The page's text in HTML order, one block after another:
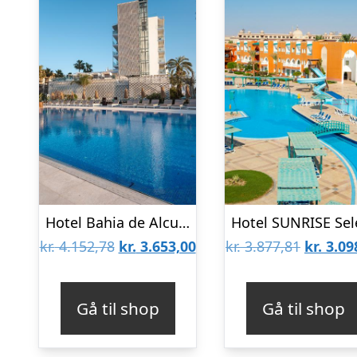
Hotel Bahia de Alcudia
kr.4.152,78 Den
kr. 4.152,78.
kr. 3.653,00Den
kr. 3.653,00.
Gå til shop
kr.3.877,81 Den
kr.
kr.
Gå til shop